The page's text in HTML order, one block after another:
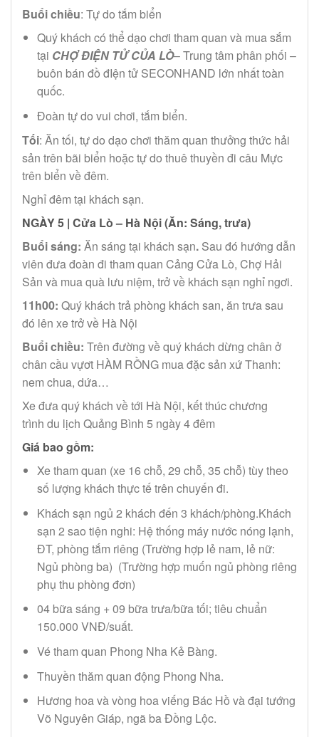
Buổi chiều: Tự do tắm biển
Quý khách có thể dạo chơi tham quan và mua sắm
tại CHỢ ĐIỆN TỬ CỦA LÒ– Trung tâm phân phối –
buôn bán đồ đIện tử SECONHAND lớn nhất toàn
quốc.
Đoàn tự do vui chơi, tắm biển.
Tối: Ăn tối, tự do dạo chơi thăm quan thưởng thức hải
sản trên bãi biển hoặc tự do thuê thuyền đi câu Mực
trên biển về đêm.
Nghỉ đêm tại khách sạn.
NGÀY 5 | Cửa Lò – Hà Nội (Ăn: Sáng, trưa)
Buổi sáng: Ăn sáng tại khách sạn. Sau đó hướng dẫn
viên đưa đoàn đi tham quan Cảng Cửa Lò, Chợ Hải
Sản và mua quà lưu niệm, trở về khách sạn nghỉ ngơi.
11h00: Quý khách trả phòng khách san, ăn trưa sau
đó lên xe trở về Hà Nội
Buổi chiều: Trên đường về quý khách dừng chân ở
chân cầu vựơt HÀM RỒNG mua đặc sản xứ Thanh:
nem chua, dứa…
Xe đưa quý khách về tới Hà Nội, kết thúc chương
trình du lịch Quảng Bình 5 ngày 4 đêm
Giá bao gồm:
Xe tham quan (xe 16 chỗ, 29 chỗ, 35 chỗ) tùy theo
số lượng khách thực tế trên chuyến đi.
Khách sạn ngủ 2 khách đến 3 khách/phòng.Khách
sạn 2 sao tiện nghi: Hệ thống máy nước nóng lạnh,
ĐT, phòng tắm riêng (Trường hợp lẻ nam, lẻ nữ:
Ngủ phòng ba) (Trường hợp muốn ngủ phòng riêng
phụ thu phòng đơn)
04 bữa sáng + 09 bữa trưa/bữa tối; tiêu chuẩn
150.000 VNĐ/suất.
Vé tham quan Phong Nha Kẻ Bàng.
Thuyền thăm quan động Phong Nha.
Hương hoa và vòng hoa viếng Bác Hồ và đại tướng
Võ Nguyên Giáp, ngã ba Đồng Lộc.